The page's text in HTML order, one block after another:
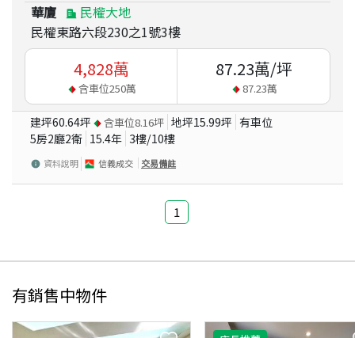
華廈
民權大地
民權東路六段230之1號3樓
4,828萬
含車位250萬
87.23萬/坪
87.23萬
建坪60.64坪 含車位8.16坪 地坪15.99坪 有車位
5房2廳2衛 15.4年 3樓/10樓
資料說明 信義成交 交易備註
1
有銷售中物件